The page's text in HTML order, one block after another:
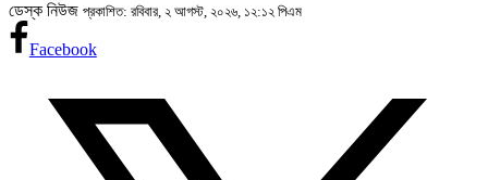
ডেস্ক নিউজ প্রকাশিত: রবিবার, ২ আগস্ট, ২০২৬, ১২:১২ পিএম
Facebook